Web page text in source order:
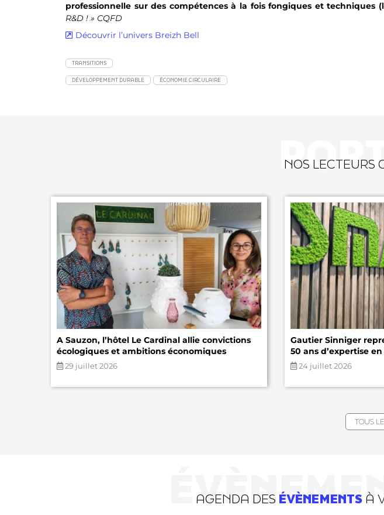
professionnelle sur des compétences à la fois fongiques et techniques
R&D ! » CQFD
Découvrir l’univers Breizh Bell
TRANSITIONS
DÉVELOPPEMENT DURABLE ÉCONOMIE CIRCULAIRE
NOS LECTEURS
A Sauzon, l’hôtel Le Cardinal allie convictions
écologiques et ambitions économiques
29 juillet 2026
Gautier Sinniger
50 ans d’expertise
24 juillet 2026
TOUS
AGENDA DES ÉVÈNEMENTS À